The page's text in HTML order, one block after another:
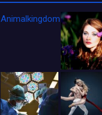
Animalkingdom_FichaCine